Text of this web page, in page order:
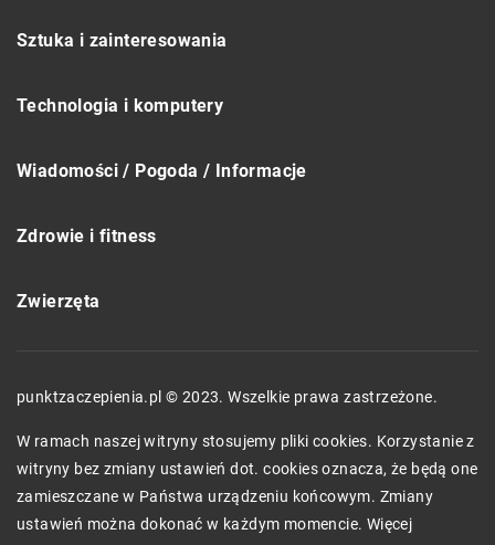
Sztuka i zainteresowania
Technologia i komputery
Wiadomości / Pogoda / Informacje
Zdrowie i fitness
Zwierzęta
punktzaczepienia.pl © 2023. Wszelkie prawa zastrzeżone.
W ramach naszej witryny stosujemy pliki cookies. Korzystanie z
witryny bez zmiany ustawień dot. cookies oznacza, że będą one
zamieszczane w Państwa urządzeniu końcowym. Zmiany
ustawień można dokonać w każdym momencie. Więcej